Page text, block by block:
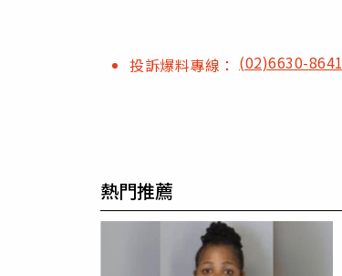
投訴爆料專線： (02)6630-8641
熱門推薦